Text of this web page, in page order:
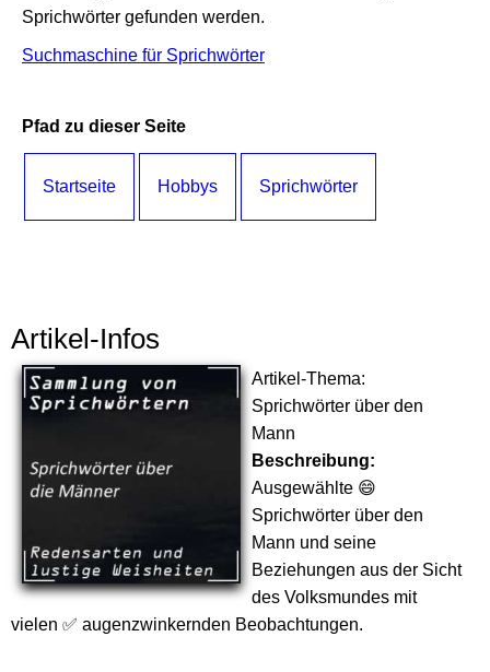
Sprichwörter gefunden werden.
Suchmaschine für Sprichwörter
Pfad zu dieser Seite
Startseite Hobbys Sprichwörter
Artikel-Infos
Artikel-Thema:
Sprichwörter über den
Mann
Beschreibung:
Ausgewählte 😄
Sprichwörter über den
Mann und seine
Beziehungen aus der Sicht
des Volksmundes mit
vielen ✅ augenzwinkernden Beobachtungen.